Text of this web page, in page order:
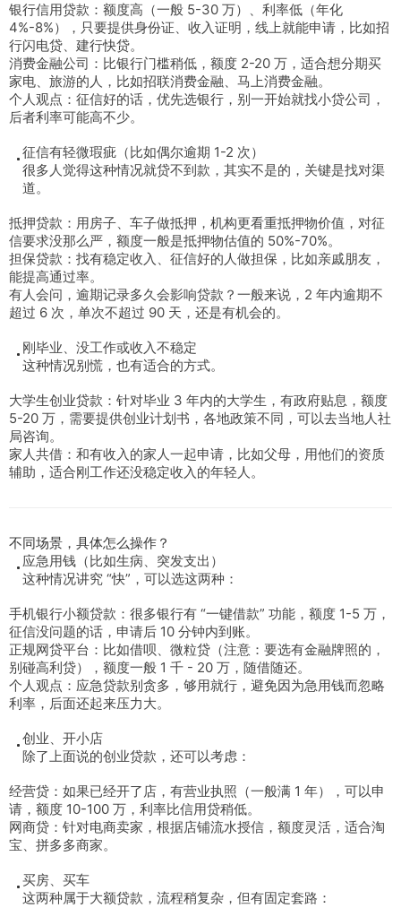
银行信用贷款：额度高（一般 5-30 万）、利率低（年化
4%-8%），只要提供身份证、收入证明，线上就能申请，比如招
行闪电贷、建行快贷。
消费金融公司：比银行门槛稍低，额度 2-20 万，适合想分期买
家电、旅游的人，比如招联消费金融、马上消费金融。
个人观点：征信好的话，优先选银行，别一开始就找小贷公司，
后者利率可能高不少。
征信有轻微瑕疵（比如偶尔逾期 1-2 次）
很多人觉得这种情况就贷不到款，其实不是的，关键是找对渠
道。
抵押贷款：用房子、车子做抵押，机构更看重抵押物价值，对征
信要求没那么严，额度一般是抵押物估值的 50%-70%。
担保贷款：找有稳定收入、征信好的人做担保，比如亲戚朋友，
能提高通过率。
有人会问，逾期记录多久会影响贷款？一般来说，2 年内逾期不
超过 6 次，单次不超过 90 天，还是有机会的。
刚毕业、没工作或收入不稳定
这种情况别慌，也有适合的方式。
大学生创业贷款：针对毕业 3 年内的大学生，有政府贴息，额度
5-20 万，需要提供创业计划书，各地政策不同，可以去当地人社
局咨询。
家人共借：和有收入的家人一起申请，比如父母，用他们的资质
辅助，适合刚工作还没稳定收入的年轻人。
不同场景，具体怎么操作？
应急用钱（比如生病、突发支出）
这种情况讲究 “快”，可以选这两种：
手机银行小额贷款：很多银行有 “一键借款” 功能，额度 1-5 万，
征信没问题的话，申请后 10 分钟内到账。
正规网贷平台：比如借呗、微粒贷（注意：要选有金融牌照的，
别碰高利贷），额度一般 1 千 - 20 万，随借随还。
个人观点：应急贷款别贪多，够用就行，避免因为急用钱而忽略
利率，后面还起来压力大。
创业、开小店
除了上面说的创业贷款，还可以考虑：
经营贷：如果已经开了店，有营业执照（一般满 1 年），可以申
请，额度 10-100 万，利率比信用贷稍低。
网商贷：针对电商卖家，根据店铺流水授信，额度灵活，适合淘
宝、拼多多商家。
买房、买车
这两种属于大额贷款，流程稍复杂，但有固定套路：